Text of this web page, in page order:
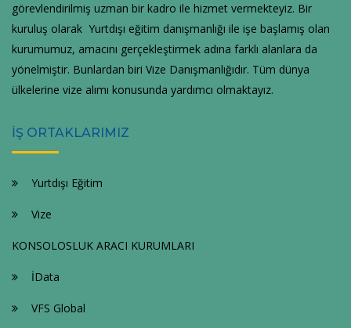
görevlendirilmiş uzman bir kadro ile hizmet vermekteyiz. Bir
kuruluş olarak Yurtdışı eğitim danışmanlığı ile işe başlamış olan
kurumumuz, amacını gerçekleştirmek adına farklı alanlara da
yönelmiştir. Bunlardan biri Vize Danışmanlığıdır. Tüm dünya
ülkelerine vize alımı konusunda yardımcı olmaktayız.
İŞ ORTAKLARIMIZ
Yurtdışı Eğitim
Vize
KONSOLOSLUK ARACI KURUMLARI
İData
VFS Global